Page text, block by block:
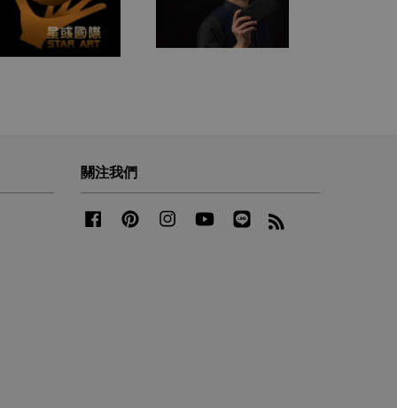
關注我們
FacebookPinterest InstagramYouTube Line